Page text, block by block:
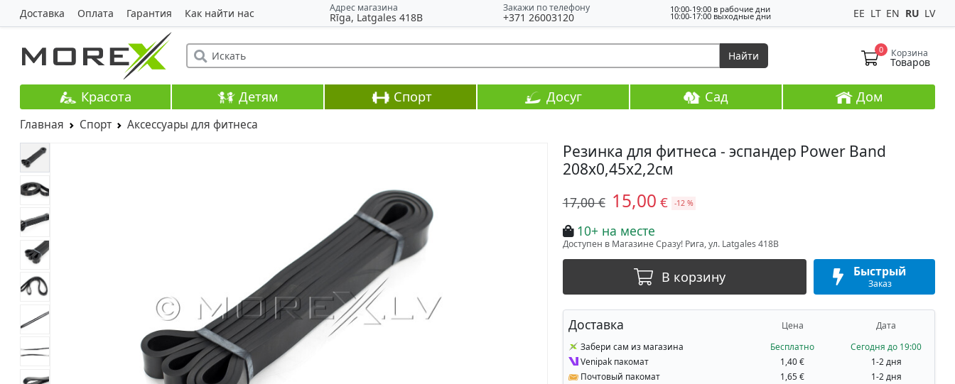
Доставка Оплата Гарантия Как найти нас Адрес магазина
Rīga, Latgales 418B
Закажи по телефону
+371 26003120
10:00-19:00 в рабочие дни
10:00-17:00 выходные дни EE LT EN RU LV
0 Корзина
Товаров
Найти
Красота Детям Спорт Досуг Сад Дом
Главная Спорт Аксессуары для фитнеса
Резинка для фитнеса - эспандер Power Band
208x0,45x2,2см
17,00 € 15,00 € -12 %
10+ на месте
Доступен в Магазине Сразу! Рига, ул. Latgales 418B
В корзину Быстрый
Заказ
Доставка Цена Дата
Забери сам из магазина Бесплатно
Сегодня до 19:00
Venipak пакомат
1,40 €
1-2 дня
Почтовый пакомат
1,65 €
1-2 дня